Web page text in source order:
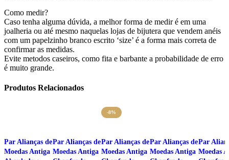
Como medir?
Caso tenha alguma dúvida, a melhor forma de medir é em uma
joalheria ou até mesmo naquelas lojas de bijutera que vendem anéis
com um papelzinho branco escrito ‘size’ é a forma mais correta de
confirmar as medidas.
Evite metodos caseiros, como fita e barbante a probabilidade de erro
é muito grande.
Produtos Relacionados
Par Alianças de
Moedas Antiga
Par Alianças de
Moedas Antiga
-8%
Par Alianças de
Moedas Antiga
Par Alianças de
Moedas Antiga
Par
Moedas